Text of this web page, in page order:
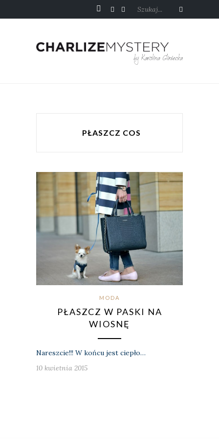
Szukaj...
PŁASZCZ COS
MODA
PŁASZCZ W PASKI NA
WIOSNĘ
Nareszcie!!! W końcu jest ciepło…
10 kwietnia 2015